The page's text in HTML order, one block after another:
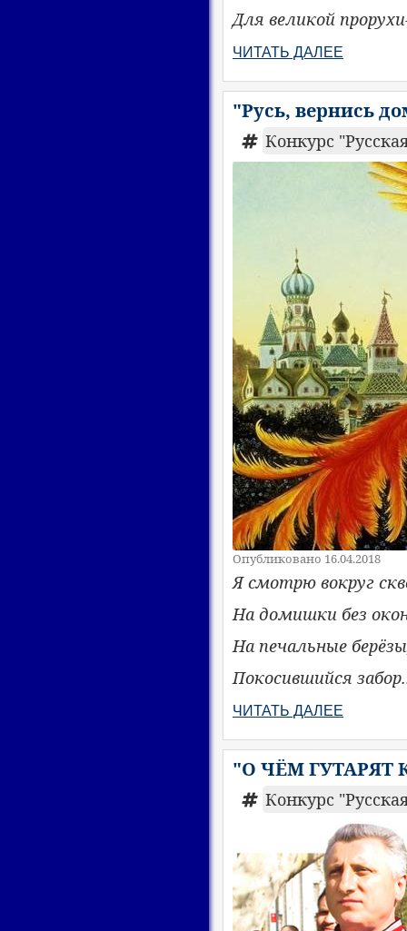
Для великой
ЧИТАТЬ ДАЛЕЕ
"Русь, вернись
Конкурс
Опубликовано 16.04.2018
Я смотрю вокруг
На домишки без
На печальные
Покосившийся
ЧИТАТЬ ДАЛЕЕ
"О ЧЁМ ГУТАРЯТ
Конкурс